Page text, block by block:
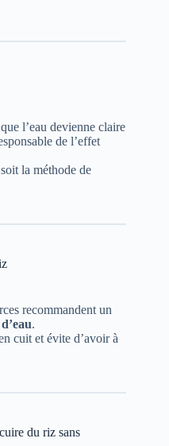
l’eau devienne claire
de l’effet
la méthode de
recommandent un
.
cuit et évite d’avoir à
du riz sans